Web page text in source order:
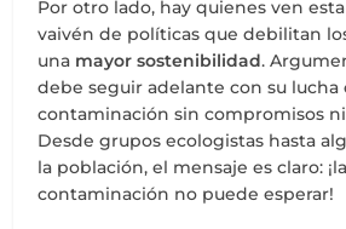
Por otro lado, hay quienes ven
vaivén de políticas que debilitan
una mayor sostenibilidad.
debe seguir adelante con su lucha
contaminación sin compromisos
Desde grupos ecologistas hasta
la población, el mensaje es claro:
contaminación no puede esperar!